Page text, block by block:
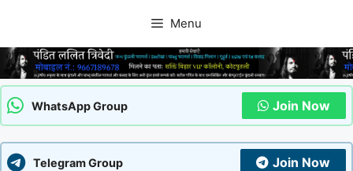
content
Menu
WhatsApp Group Join Now
Telegram Group Join Now